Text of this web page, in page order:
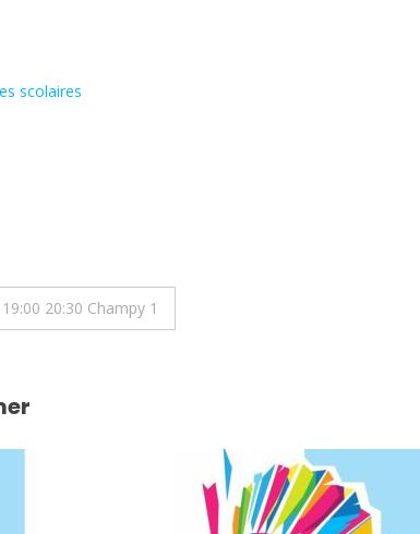
scolaires
20:30 Champy 1